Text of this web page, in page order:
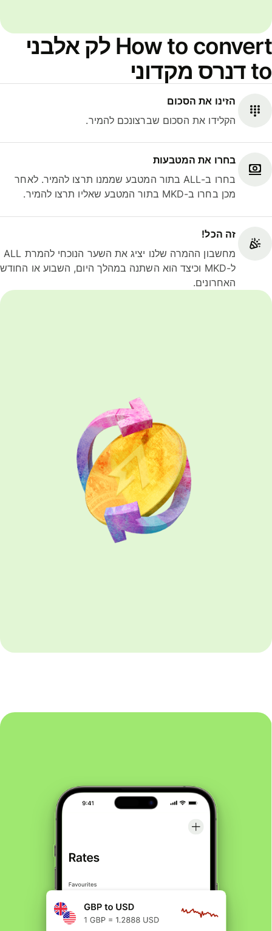
How to convert לק אלבני
to דנרס מקדוני
הזינו את הסכום
הקלידו את הסכום שברצונכם להמיר.
בחרו את המטבעות
בחרו ב-ALL בתור המטבע שממנו תרצו להמיר. לאחר
מכן בחרו ב-MKD בתור המטבע שאליו תרצו להמיר.
זה הכל!
מחשבון ההמרה שלנו יציג את השער הנוכחי להמרת ALL
ל-MKD וכיצד הוא השתנה במהלך היום, השבוע או החודש
האחרונים.